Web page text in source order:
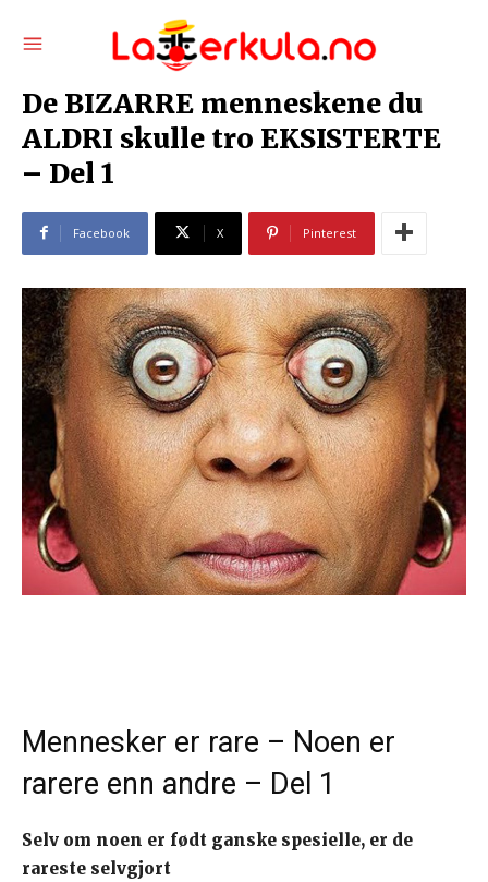
De BIZARRE menneskene du
ALDRI skulle tro EKSISTERTE
– Del 1
Facebook X Pinterest
Mennesker er rare – Noen er
rarere enn andre – Del 1
Selv om noen er født ganske spesielle, er de
rareste selvgjort